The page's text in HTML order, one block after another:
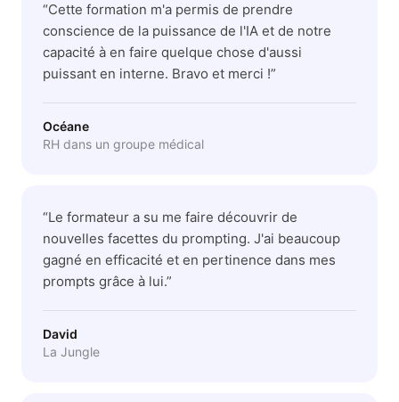
“Cette formation m'a permis de prendre
conscience de la puissance de l'IA et de notre
capacité à en faire quelque chose d'aussi
puissant en interne. Bravo et merci !”
Océane
RH dans un groupe médical
“Le formateur a su me faire découvrir de
nouvelles facettes du prompting. J'ai beaucoup
gagné en efficacité et en pertinence dans mes
prompts grâce à lui.”
David
La Jungle